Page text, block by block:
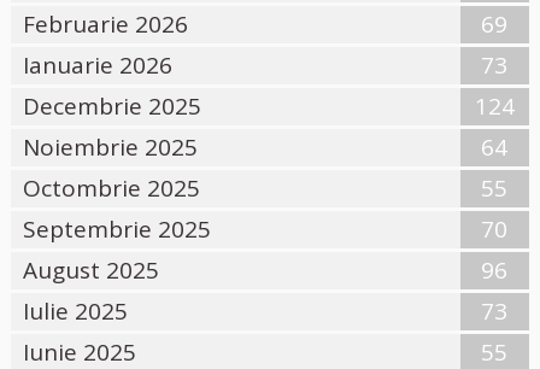
Februarie 2026
69
Ianuarie 2026
73
Decembrie 2025
124
Noiembrie 2025
64
Octombrie 2025
55
Septembrie 2025
70
August 2025
96
Iulie 2025
73
Iunie 2025
55